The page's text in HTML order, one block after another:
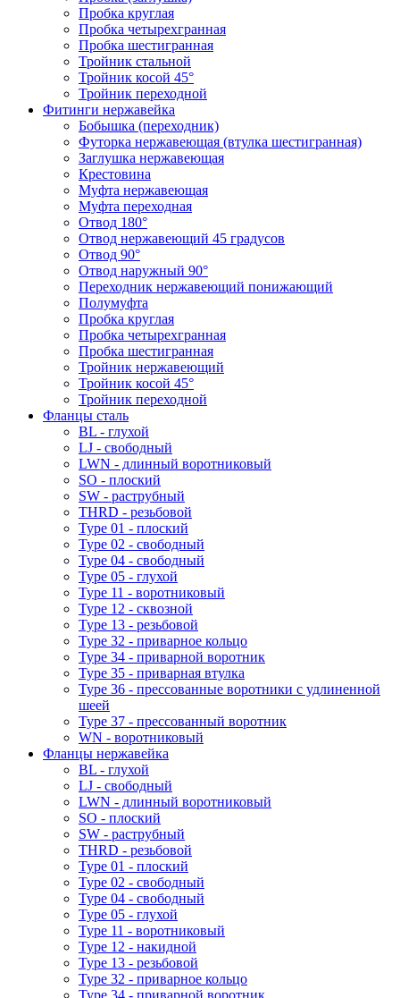
Пробка круглая
Пробка четырехгранная
Пробка шестигранная
Тройник стальной
Тройник косой 45°
Тройник переходной
Фитинги нержавейка
Бобышка (переходник)
Футорка нержавеющая (втулка шестигранная)
Заглушка нержавеющая
Крестовина
Муфта нержавеющая
Муфта переходная
Отвод 180°
Отвод нержавеющий 45 градусов
Отвод 90°
Отвод наружный 90°
Переходник нержавеющий понижающий
Полумуфта
Пробка круглая
Пробка четырехгранная
Пробка шестигранная
Тройник нержавеющий
Тройник косой 45°
Тройник переходной
Фланцы сталь
BL - глухой
LJ - свободный
LWN - длинный воротниковый
SO - плоский
SW - раструбный
THRD - резьбовой
Type 01 - плоский
Type 02 - свободный
Type 04 - свободный
Type 05 - глухой
Type 11 - воротниковый
Type 12 - сквозной
Type 13 - резьбовой
Type 32 - приварное кольцо
Type 34 - приварной воротник
Type 35 - приварная втулка
Type 36 - прессованные воротники с удлиненной
шеей
Type 37 - прессованный воротник
WN - воротниковый
Фланцы нержавейка
BL - глухой
LJ - свободный
LWN - длинный воротниковый
SO - плоский
SW - раструбный
THRD - резьбовой
Type 01 - плоский
Type 02 - свободный
Type 04 - свободный
Type 05 - глухой
Type 11 - воротниковый
Type 12 - накидной
Type 13 - резьбовой
Type 32 - приварное кольцо
Type 34 - приварной воротник